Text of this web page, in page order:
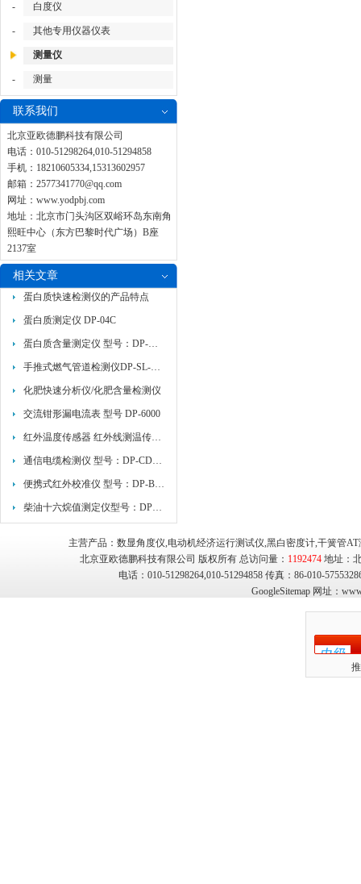
- 白度仪
- 其他专用仪器仪表
测量仪
- 测量
联系我们
北京亚欧德鹏科技有限公司
电话：010-51298264,010-51294858
手机：18210605334,15313602957
邮箱： 2577341770@qq.com
网址： www.yodpbj.com
地址：北京市门头沟区双峪环岛东南角
熙旺中心（东方巴黎时代广场）B座
2137室
相关文章
蛋白质快速检测仪的产品特点
蛋白质测定仪 DP-04C
蛋白质含量测定仪 型号：DP-KDN-AZ 作用
手推式燃气管道检测仪DP-SL-908A/B检测原理
化肥快速分析仪/化肥含量检测仪
交流钳形漏电流表 型号 DP-6000
红外温度传感器 红外线测温传感器 型号：DP/IR-3816
通信电缆检测仪 型号：DP-CD-970概述
便携式红外校准仪 型号：DP-BX-350产品征
柴油十六烷值测定仪型号：DP-3621参数
主营产品：数显角度仪,电动机经济运行测试仪,黑白密度计,干簧管
北京亚欧德鹏科技有限公司 版权所有 总访问量： 1192474地址：
电话：010-51298264,010-51294858 传真：86-010-
GoogleSitemap网址：